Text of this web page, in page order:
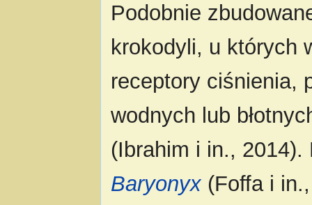
Podobnie
krokodyli, u których
receptory ciśnienia,
wodnych lub
(Ibrahim i in., 2014).
Baryonyx(Foffa i in.,